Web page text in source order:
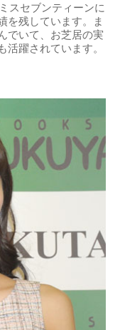
スセブンティーンに
を残しています。ま
でいて、お芝居の実
躍されています。